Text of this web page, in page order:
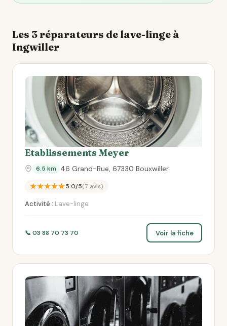
Les 3 réparateurs de lave-linge à
Ingwiller
Etablissements Meyer
6.5 km 46 Grand-Rue, 67330 Bouxwiller
★★★★★5.0/5(7 avis)
Activité : Lave-linge
📞 03 88 70 73 70 Voir la fiche